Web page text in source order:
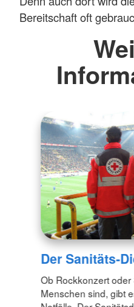
Bereitschaft oft
Der Sanitäts-
Ob Rockkonzert
Menschen sind, gibt